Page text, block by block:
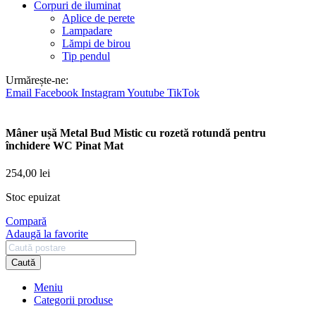
Corpuri de iluminat
Aplice de perete
Lampadare
Lămpi de birou
Tip pendul
Urmărește-ne:
Email Facebook InstagramYoutube TikTok
Mâner ușă Metal Bud Mistic cu rozetă rotundă pentru
închidere WC Pinat Mat
254,00 lei
Stoc epuizat
Compară
Adaugă la favorite
Caută
Meniu
Categorii produse